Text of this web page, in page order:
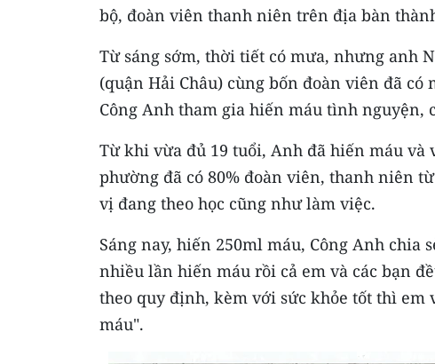
bộ, đoàn viên thanh niên trên địa bàn
Từ sáng sớm, thời tiết có mưa, nhưng anh
(quận Hải Châu) cùng bốn đoàn viên đã
Công Anh tham gia hiến máu tình nguyện,
Từ khi vừa đủ 19 tuổi, Anh đã hiến máu
phường đã có 80% đoàn viên, thanh niên
vị đang theo học cũng như làm việc.
Sáng nay, hiến 250ml máu, Công Anh
nhiều lần hiến máu rồi cả em và các bạn
theo quy định, kèm với sức khỏe tốt thì
máu".